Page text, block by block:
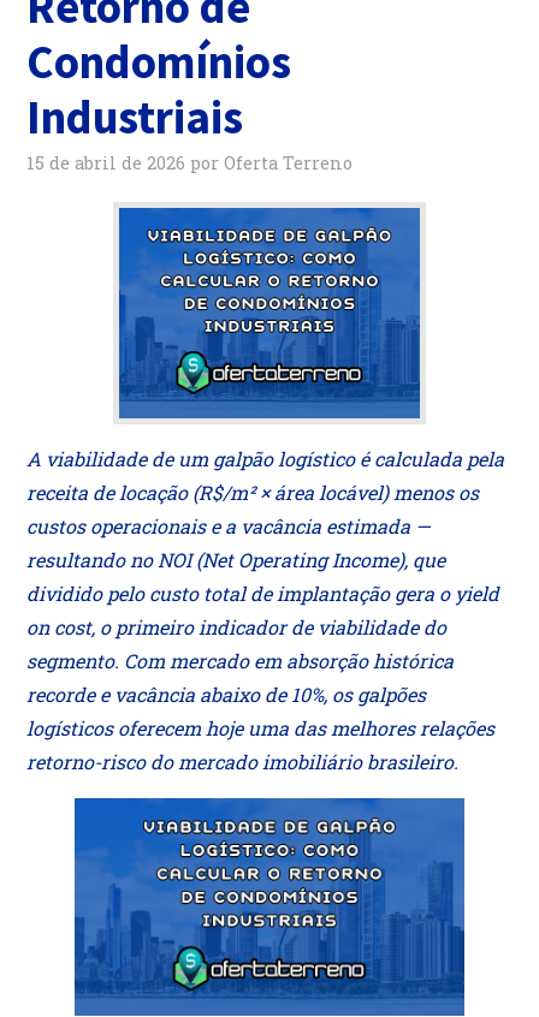
Condomínios
Industriais
15 de abril de 2026 porOferta Terreno
A viabilidade de um galpão logístico é calculada pela
receita de locação (R$/m² × área locável) menos os
custos operacionais e a vacância estimada —
resultando no NOI (Net Operating Income), que
dividido pelo custo total de implantação gera o yield
on cost, o primeiro indicador de viabilidade do
segmento. Com mercado em absorção histórica
recorde e vacância abaixo de 10%, os galpões
logísticos oferecem hoje uma das melhores relações
retorno-risco do mercado imobiliário brasileiro.